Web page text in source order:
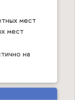
мест
мест
на